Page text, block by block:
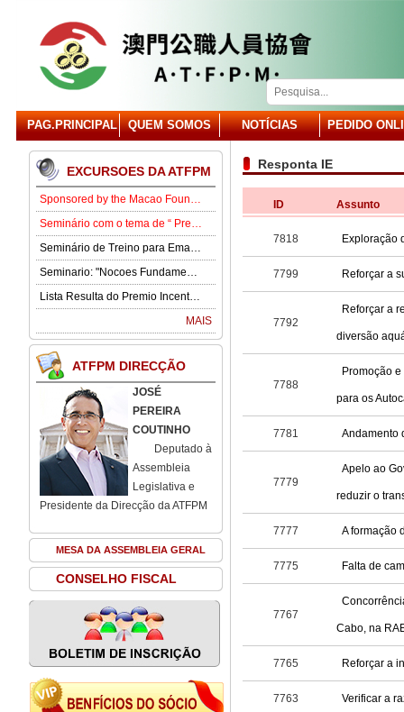
PAG.PRINCIPAL QUEM SOMOS NOTÍCIAS PEDIDO
EXCURSOES DA ATFPM
Sponsored by the Macao Foundation, the Macau Civil Servants Association (ATFPM) will organize the “Job Opportunities for Youth Seminar” at 3:00 p.m. on 15 August in our Association . Our guest speaker is Lawmaker José Pereira Coutinho.
Seminário com o tema de “ Prevenção e Controlo da Gota” .
Seminário de Treino para Emagrecimento.
Seminario: "Nocoes Fundamentais de Direito Comercialde Macau: Regime das Sociedades Comerciais,Orgaos Sociais, Direitos e Obrigagoes dos Socios"
Lista Resulta do Premio Incentivo 2026
MAIS
ATFPM DIRECÇÃO
JOSÉ
PEREIRA
COUTINHO
Deputado à
Assembleia
Legislativa e
Presidente da Direcção da ATFPM
MESA DA ASSEMBLEIA GERAL
CONSELHO FISCAL
Responta IE
ID Assunto
7818 Exploração
7799 Reforçar a
7792
Reforçar a
diversão
7788
Promoção
para os
7781 Andamento
7779
Apelo ao
reduzir o
7777 A formação
7775 Falta de
7767
Cabo, na
7765 Reforçar a
7763 Verificar a